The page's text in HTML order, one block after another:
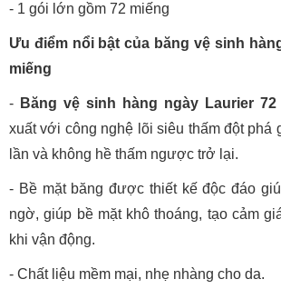
- 1 gói lớn gồm 72 miếng
Ưu điểm nổi bật của băng vệ sinh
miếng
- Băng vệ sinh hàng ngày Laurier 72
xuất với công nghệ lõi siêu thấm đột phá
lần và không hề thấm ngược trở lại.
- Bề mặt băng được thiết kế độc đáo
ngờ, giúp bề mặt khô thoáng, tạo cảm
khi vận động.
- Chất liệu mềm mại, nhẹ nhàng cho da.